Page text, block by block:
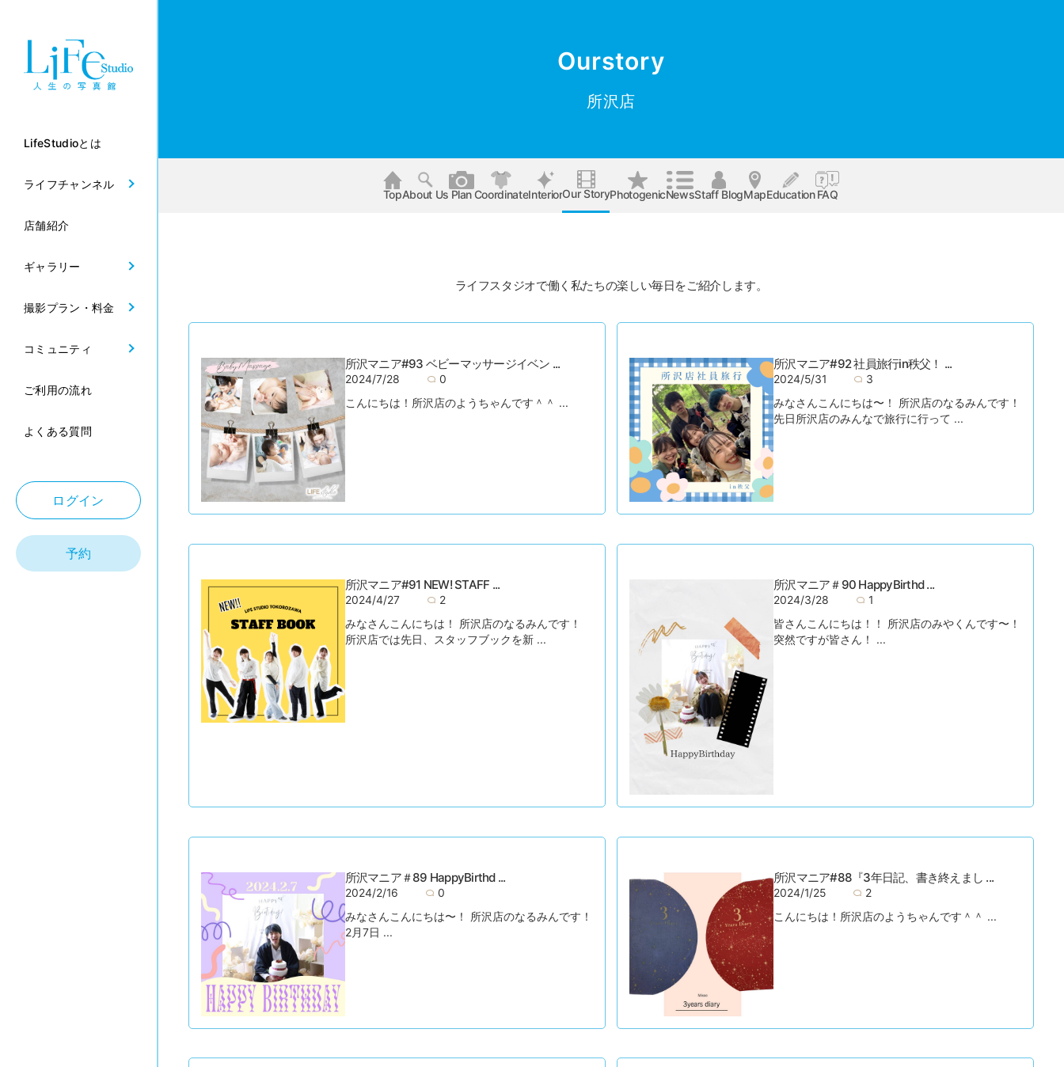
LifeStudioとは
ライフチャンネル
店舗紹介
ギャラリー
撮影プラン・料金
コミュニティ
ご利用の流れ
よくある質問
ログイン
予約
Ourstory
所沢店
TopAbout Us PlanCoordinateInteriorOur StoryPhotogenicNewsStaff BlogMapEducationFAQ
ライフスタジオで働く私たちの楽しい毎日をご紹介します。
所沢マニア#93 ベビーマッサージイベン ...
2024/7/28
0
こんにちは！所沢店のようちゃんです＾＾ ...
所沢マニア#92 社員旅行in秩父！ ...
2024/5/31
3
みなさんこんにちは〜！ 所沢店のなるみんです！
先日所沢店のみんなで旅行に行って ...
所沢マニア#91 NEW! STAFF ...
2024/4/27
2
みなさんこんにちは！ 所沢店のなるみんです！
所沢店では先日、スタッフブックを新 ...
所沢マニア＃90 HappyBirthd ...
2024/3/28
1
皆さんこんにちは！！ 所沢店のみやくんです〜！
突然ですが皆さん！ ...
所沢マニア＃89 HappyBirthd ...
2024/2/16
0
みなさんこんにちは〜！ 所沢店のなるみんです！
2月7日 ...
所沢マニア#88『3年日記、書き終えまし ...
2024/1/25
2
こんにちは！所沢店のようちゃんです＾＾ ...